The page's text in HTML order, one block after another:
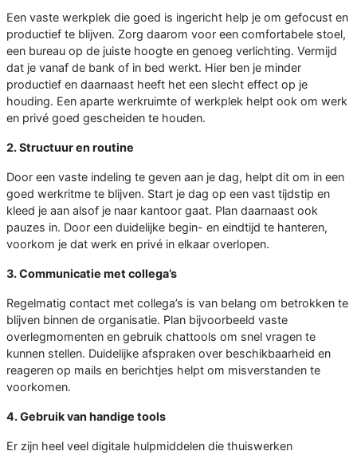
Een vaste werkplek die goed is ingericht help je om gefocust en
productief te blijven. Zorg daarom voor een comfortabele stoel,
een bureau op de juiste hoogte en genoeg verlichting. Vermijd
dat je vanaf de bank of in bed werkt. Hier ben je minder
productief en daarnaast heeft het een slecht effect op je
houding. Een aparte werkruimte of werkplek helpt ook om werk
en privé goed gescheiden te houden.
2. Structuur en routine
Door een vaste indeling te geven aan je dag, helpt dit om in een
goed werkritme te blijven. Start je dag op een vast tijdstip en
kleed je aan alsof je naar kantoor gaat. Plan daarnaast ook
pauzes in. Door een duidelijke begin- en eindtijd te hanteren,
voorkom je dat werk en privé in elkaar overlopen.
3. Communicatie met collega’s
Regelmatig contact met collega’s is van belang om betrokken te
blijven binnen de organisatie. Plan bijvoorbeeld vaste
overlegmomenten en gebruik chattools om snel vragen te
kunnen stellen. Duidelijke afspraken over beschikbaarheid en
reageren op mails en berichtjes helpt om misverstanden te
voorkomen.
4. Gebruik van handige tools
Er zijn heel veel digitale hulpmiddelen die thuiswerken